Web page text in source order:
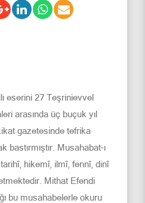
eserini 27 Teşrinievvel
arasında üç buçuk yıl
gazetesinde tefrika
bastırmıştır. Musahabat-ı
hikemî, ilmî, fennî, dinî
Mithat Efendi
bu musahabelerle okuru